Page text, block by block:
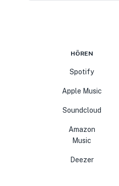
HÖREN
Spotify
Apple Music
Soundcloud
Amazon
Music
Deezer